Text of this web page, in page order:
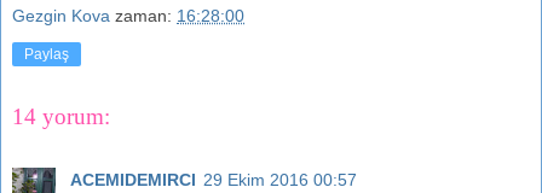
Gezgin Kova zaman: 16:28:00
Paylaş
14 yorum:
ACEMIDEMIRCI 29 Ekim 2016 00:57